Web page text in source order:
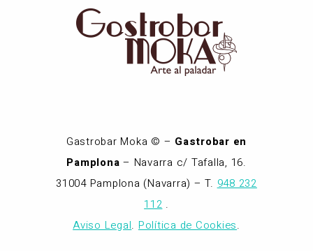
Gastrobar Moka © – Gastrobar en
Pamplona – Navarra c/ Tafalla, 16.
31004 Pamplona (Navarra) – T. 948 232
112 .
Aviso Legal. Política de Cookies.